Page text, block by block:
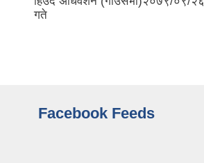
गते
Facebook Feeds